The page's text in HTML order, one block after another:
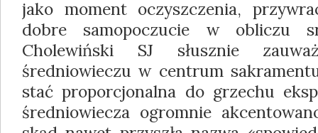
jako moment oczyszczenia,
dobre samopoczucie w obliczu
Cholewiński SJ słusznie
średniowieczu w centrum
stać proporcjonalna do grzechu
średniowiecza ogromnie